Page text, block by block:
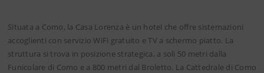
Situata a Como, la Casa Lorenza è un hotel che offre sistemazioni
accoglienti con servizio WiFi gratuito e TV a schermo piatto. La
struttura si trova in posizione strategica, a soli 50 metri dalla
Funicolare di Como e a 800 metri dal Broletto. La Cattedrale di Como